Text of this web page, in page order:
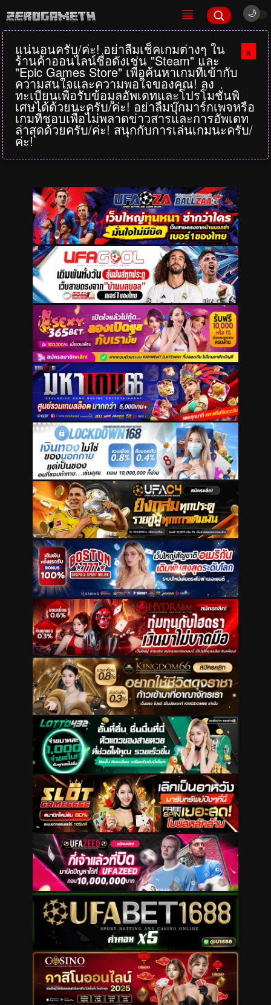
×
แน่นอนครับ/ค่ะ! อย่าลืมเช็คเกมต่างๆ ใน
ร้านค้าออนไลน์ชื่อดังเช่น "Steam" และ
"Epic Games Store" เพื่อค้นหาเกมที่เข้ากับ
ความสนใจและความพอใจของคุณ! ลง
ทะเบียนเพื่อรับข้อมูลอัพเดทและโปรโมชั่นพิ
เศษได้ด้วยนะครับ/ค่ะ! อย่าลืมบุ๊กมาร์กเพจหรือ
เกมที่ชอบเพื่อไม่พลาดข่าวสารและการอัพเดท
ล่าสุดด้วยครับ/ค่ะ! สนุกกับการเล่นเกมนะครับ/
ค่ะ!